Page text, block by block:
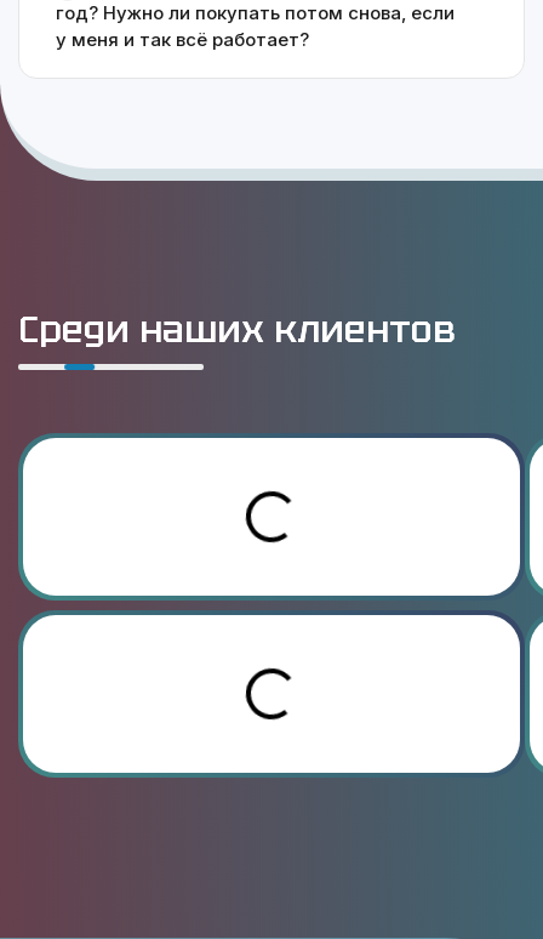
год? Нужно ли покупать потом снова, если
у меня и так всё работает?
Среди наших клиентов